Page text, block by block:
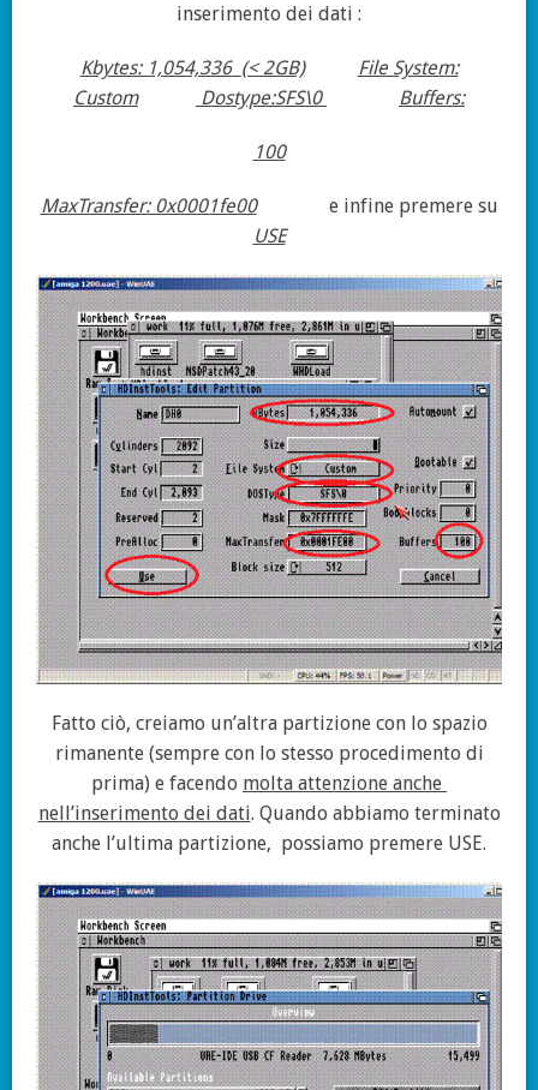
inserimento dei dati :
Kbytes: 1,054,336 (< 2GB)
File System:
Custom
Dostype:SFS\0 Buffers:
100
MaxTransfer: 0x0001fe00
e infine premere su
USE
Fatto ciò, creiamo un’altra partizione con lo spazio
rimanente (sempre con lo stesso procedimento di
prima) e facendo molta attenzione anche
nell’inserimento dei dati. Quando abbiamo terminato
anche l’ultima partizione, possiamo premere USE.